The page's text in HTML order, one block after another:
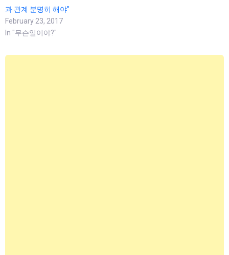
과 관계 분명히 해야”
February 23, 2017
In "무슨일이야?"